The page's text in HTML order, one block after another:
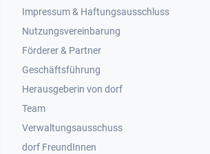
Impressum & Haftungsausschluss
Nutzungsvereinbarung
Footer 2
Förderer & Partner
Geschäftsführung
Herausgeberin von dorf
Team
Verwaltungsausschuss
dorf FreundInnen